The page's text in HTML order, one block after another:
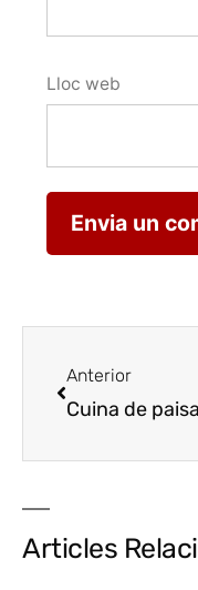
Lloc web
Anterior
Articles